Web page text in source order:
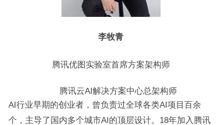
李牧青
腾讯优图实验室首席方案架构师
腾讯云AI解决方案中心总架构师
AI行业早期的创业者，曾负责过全球各类AI项目百余
个，主导了国内多个城市AI的顶层设计。18年加入腾讯